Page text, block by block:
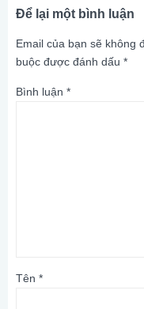
Để lại một bình luận
Email của bạn sẽ không
buộc được đánh dấu *
Bình luận *
Tên *